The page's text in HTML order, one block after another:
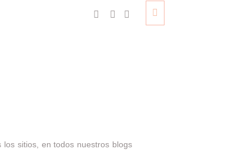
sitios, en todos nuestros blogs